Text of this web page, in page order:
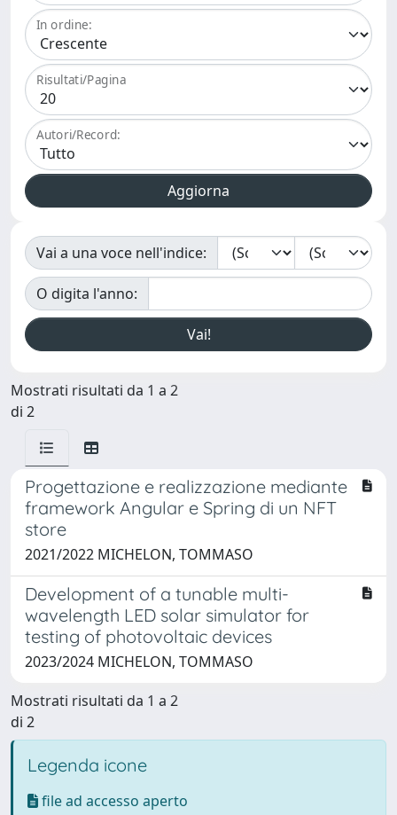
In ordine:
Risultati/Pagina
Autori/Record:
Vai a una voce nell'indice:
O digita l'anno:
Mostrati risultati da 1 a 2
di 2
Progettazione e realizzazione mediante
framework Angular e Spring di un NFT
store
2021/2022 MICHELON, TOMMASO
Development of a tunable multi-
wavelength LED solar simulator for
testing of photovoltaic devices
2023/2024 MICHELON, TOMMASO
Mostrati risultati da 1 a 2
di 2
Legenda icone
file ad accesso aperto